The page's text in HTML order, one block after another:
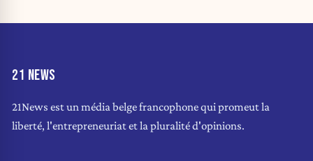
21 NEWS
21News est un média belge francophone qui promeut la
liberté, l'entrepreneuriat et la pluralité d'opinions.